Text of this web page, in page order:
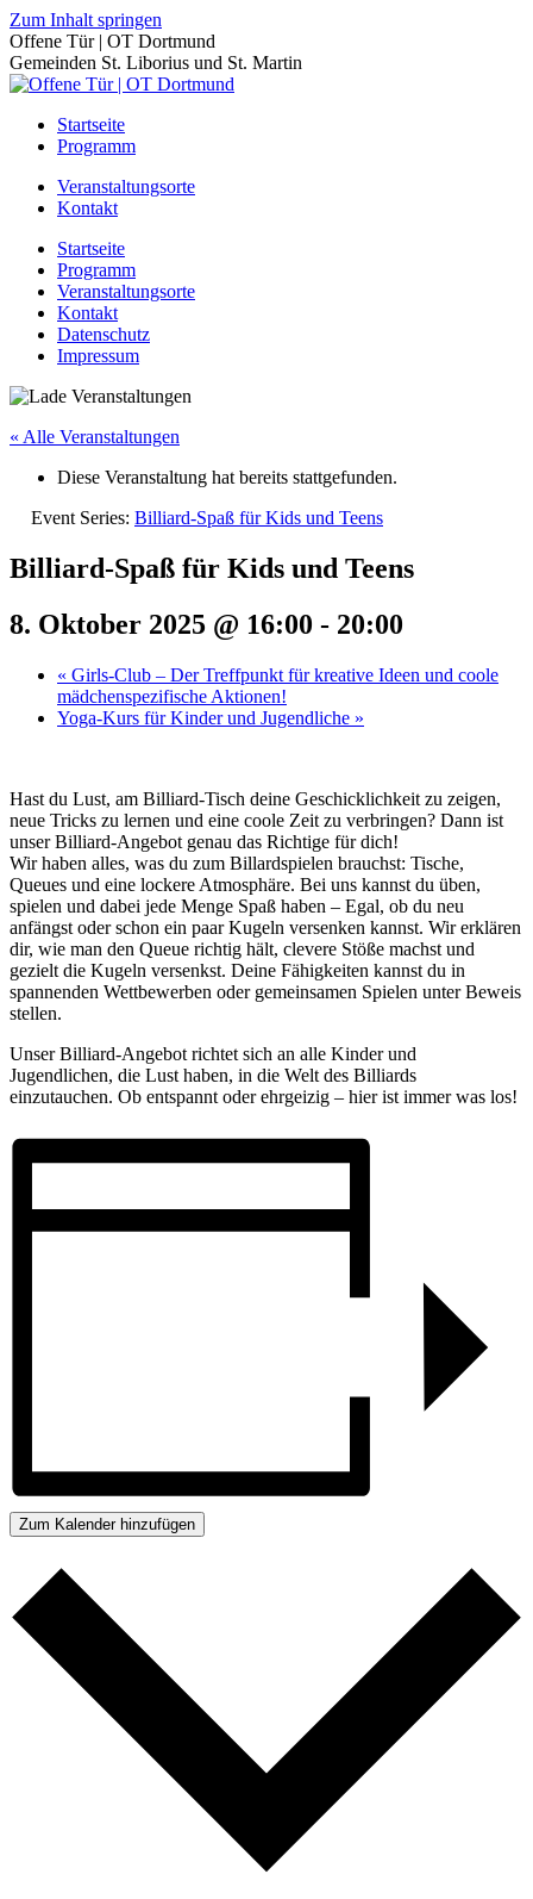
Zum Inhalt springen
Offene Tür | OT Dortmund
Gemeinden St. Liborius und St. Martin
Startseite
Programm
Veranstaltungsorte
Kontakt
Startseite
Programm
Veranstaltungsorte
Kontakt
Datenschutz
Impressum
« Alle Veranstaltungen
Diese Veranstaltung hat bereits stattgefunden.
Event Series: Billiard-Spaß für Kids und Teens
Billiard-Spaß für Kids und Teens
8. Oktober 2025 @ 16:00 - 20:00
« Girls-Club – Der Treffpunkt für kreative Ideen und coole
mädchenspezifische Aktionen!
Yoga-Kurs für Kinder und Jugendliche »
Hast du Lust, am Billiard-Tisch deine Geschicklichkeit zu zeigen,
neue Tricks zu lernen und eine coole Zeit zu verbringen? Dann ist
unser Billiard-Angebot genau das Richtige für dich!
Wir haben alles, was du zum Billardspielen brauchst: Tische,
Queues und eine lockere Atmosphäre. Bei uns kannst du üben,
spielen und dabei jede Menge Spaß haben – Egal, ob du neu
anfängst oder schon ein paar Kugeln versenken kannst. Wir erklären
dir, wie man den Queue richtig hält, clevere Stöße machst und
gezielt die Kugeln versenkst. Deine Fähigkeiten kannst du in
spannenden Wettbewerben oder gemeinsamen Spielen unter Beweis
stellen.
Unser Billiard-Angebot richtet sich an alle Kinder und
Jugendlichen, die Lust haben, in die Welt des Billiards
einzutauchen. Ob entspannt oder ehrgeizig – hier ist immer was los!
Zum Kalender hinzufügen